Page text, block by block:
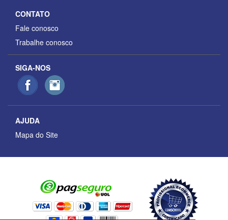
CONTATO
Fale conosco
Trabalhe conosco
SIGA-NOS
AJUDA
Mapa do Site